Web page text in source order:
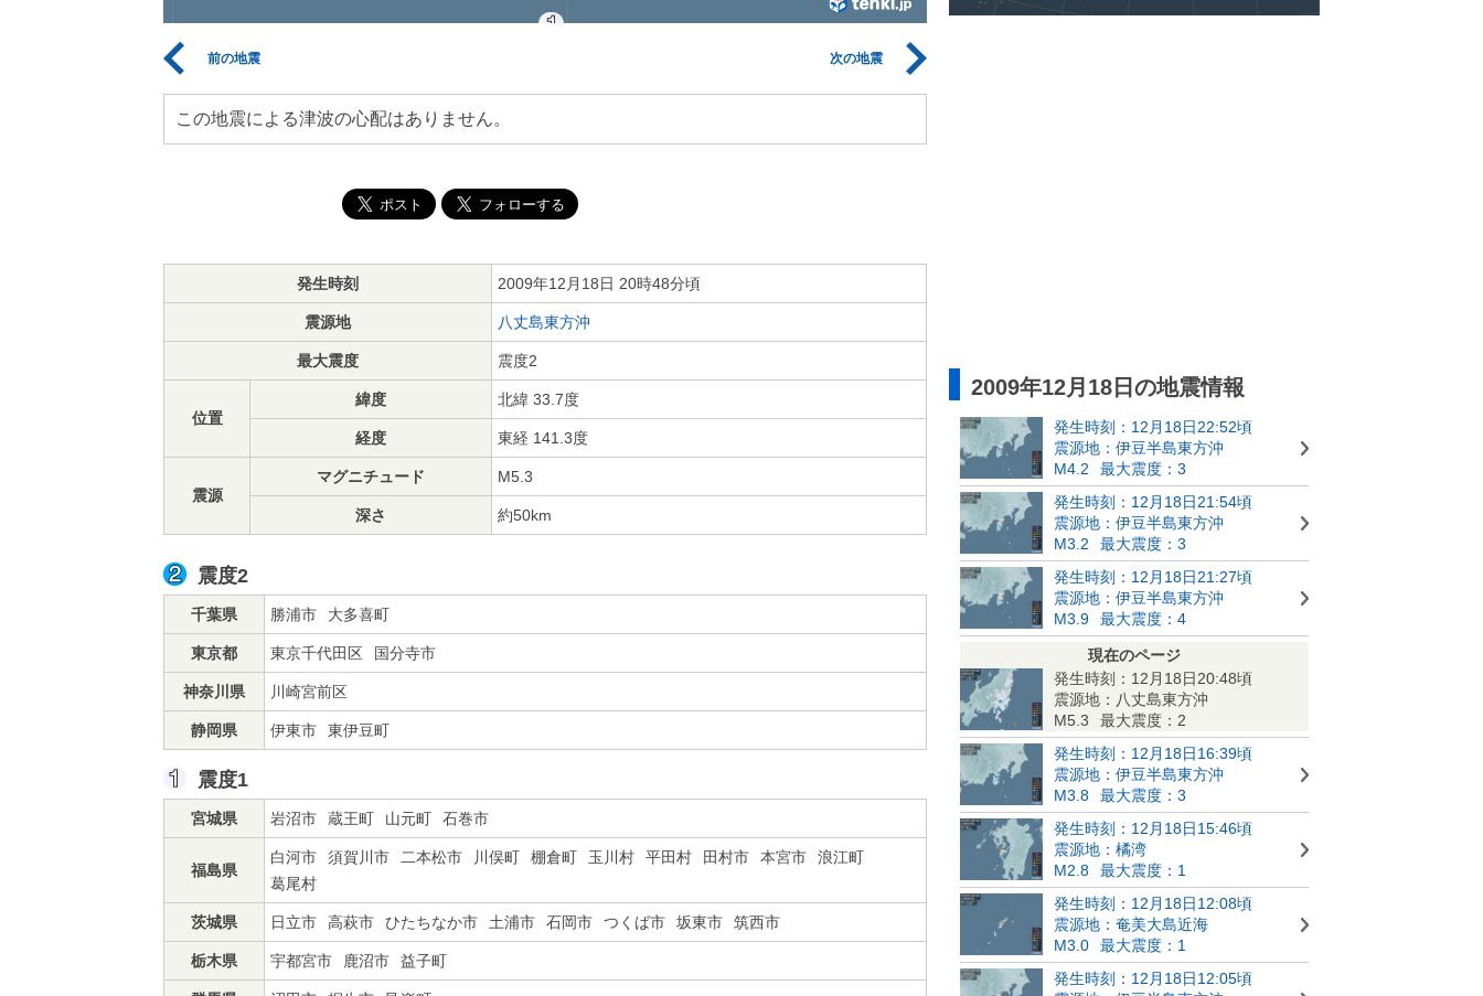
前の地震 次の地震
この地震による津波の心配はありません。
発生時刻 2009年12月18日 20時48分頃
震源地 八丈島東方沖
最大震度 震度2
位置
緯度 北緯 33.7度
経度 東経 141.3度
震源
マグニチュード M5.3
深さ 約50km
震度2
千葉県 勝浦市 大多喜町
東京都 東京千代田区 国分寺市
神奈川県 川崎宮前区
静岡県 伊東市 東伊豆町
震度1
宮城県 岩沼市 蔵王町 山元町 石巻市
福島県
白河市 須賀川市 二本松市 川俣町 棚倉町 玉川村 平田村 田村市 本宮市
浪江町
葛尾村
茨城県 日立市 高萩市 ひたちなか市 土浦市 石岡市 つくば市 坂東市 筑西市
栃木県 宇都宮市 鹿沼市 益子町
2009年12月18日の地震情報
発生時刻：12月18日22:52頃
震源地：伊豆半島東方沖
M4.2
最大震度：3
発生時刻：12月18日21:54頃
震源地：伊豆半島東方沖
M3.2
最大震度：3
発生時刻：12月18日21:27頃
震源地：伊豆半島東方沖
M3.9
最大震度：4
現在のページ
発生時刻：12月18日20:48頃
震源地：八丈島東方沖
M5.3
最大震度：2
発生時刻：12月18日16:39頃
震源地：伊豆半島東方沖
M3.8
最大震度：3
発生時刻：12月18日15:46頃
震源地：橘湾
M2.8
最大震度：1
発生時刻：12月18日12:08頃
震源地：奄美大島近海
M3.0
最大震度：1
発生時刻：12月18日12:05頃